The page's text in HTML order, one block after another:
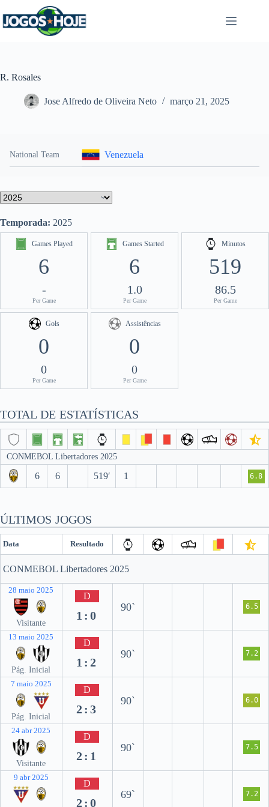
para
o
R. Rosales
Jose Alfredo de Oliveira Neto março 21, 2025
National Team Venezuela
Temporada: 2025
Games Played
6
-
Per Game
Games Started
6
1.0
Per Game
Minutos
519
86.5
Per Game
Gols
0
0
Per Game
Assistências
0
0
Per Game
TOTAL DE ESTATÍSTICAS
CONMEBOL Libertadores 2025
6 6 519′ 1 6.8
ÚLTIMOS JOGOS
Data Resultado
CONMEBOL Libertadores 2025
28 maio 2025
Visitante
D
1:0
90` 6.5
13 maio 2025
Pág. Inicial
D
1:2
90` 7.2
7 maio 2025
Pág. Inicial
D
2:3
90` 6.0
24 abr 2025
Visitante
D
2:1
90` 7.5
9 abr 2025
D
2:0
69` 7.2